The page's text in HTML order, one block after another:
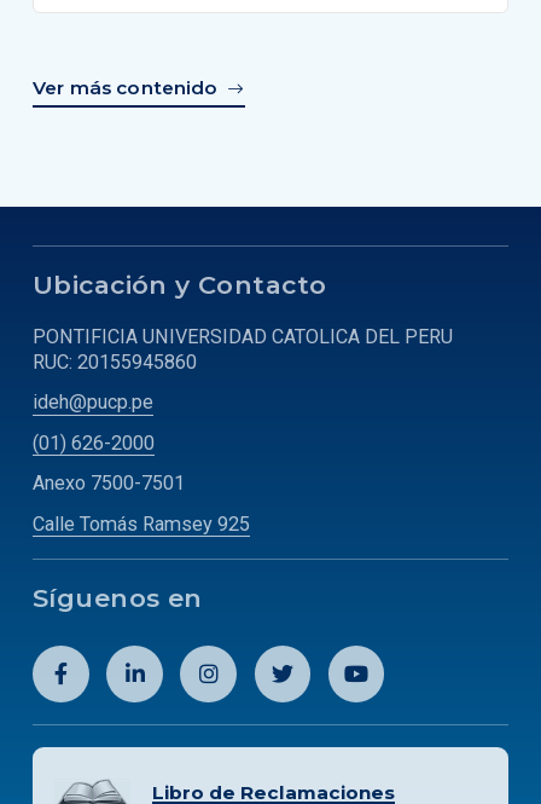
Ver más contenido
Ubicación y Contacto
PONTIFICIA UNIVERSIDAD CATOLICA DEL PERU
RUC: 20155945860
ideh@pucp.pe
(01) 626-2000
Anexo 7500-7501
Calle Tomás Ramsey 925
Síguenos en
Libro de Reclamaciones